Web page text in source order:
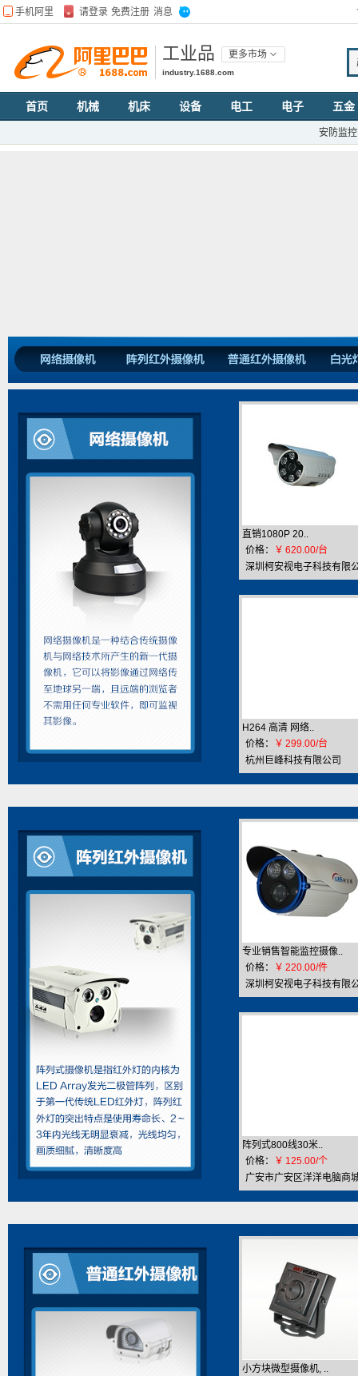
工业品 更多市场
industry.1688.com
首页 机械 机床 设备 电工 电子 五金
安防监
直销1080P 20..
价格：
￥ 620.00/台
深圳柯安视电子科技有限
司
H264 高清 网络..
价格：
￥ 299.00/台
杭州巨峰科技有限公司
专业销售智能监控摄像..
价格：
￥ 220.00/件
深圳柯安视电子科技有限
司
阵列式800线30米..
价格：
￥ 125.00/个
广安市广安区洋洋电脑商
小方块微型摄像机, ..